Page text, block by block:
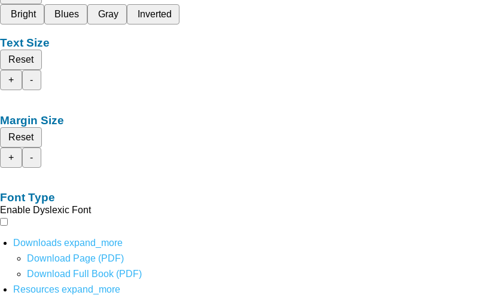
Bright
Blues Gray Inverted
Text Size
Reset
+
-
Margin Size
Reset
+
-
Font Type
Enable Dyslexic Font
Downloads expand_more
Download Page (PDF)
Download Full Book (PDF)
Resources expand_more